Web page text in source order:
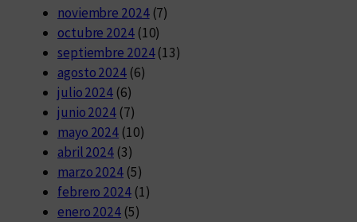
noviembre 2024(7)
octubre 2024(10)
septiembre 2024(13)
agosto 2024(6)
julio 2024 (6)
junio 2024 (7)
mayo 2024 (10)
abril 2024 (3)
marzo 2024 (5)
febrero 2024(1)
enero 2024 (5)